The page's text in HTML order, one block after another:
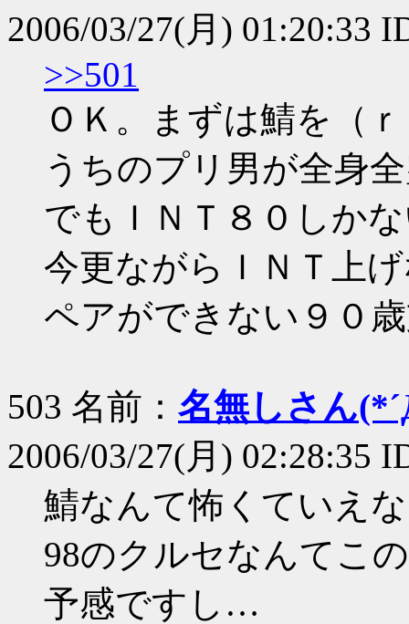
2006/03/27(月) 01:20:33
>>501
ＯＫ。まずは鯖を（
うちのプリ男が全身
でもＩＮＴ８０しか
今更ながらＩＮＴ上
ペアができない９０
503 名前： 名無しさん
2006/03/27(月) 02:28:35
鯖なんて怖くていえ
98のクルセなんてこ
予感ですし…